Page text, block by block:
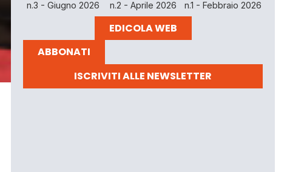
n.3 - Giugno 2026 n.2 - Aprile 2026 n.1 - Febbraio 2026
EDICOLA WEB
ABBONATI
ISCRIVITI ALLE NEWSLETTER